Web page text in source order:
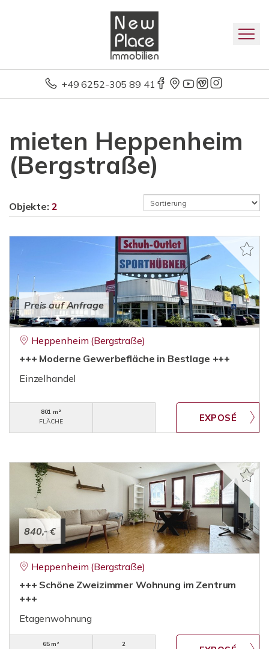
+49 6252-305 89 41
mieten Heppenheim
(Bergstraße)
Objekte: 2
Preis auf Anfrage
Heppenheim (Bergstraße)
+++ Moderne Gewerbefläche in Bestlage +++
Einzelhandel
801 m²
FLÄCHE
840,- €
Heppenheim (Bergstraße)
+++ Schöne Zweizimmer Wohnung im Zentrum
+++
Etagenwohnung
65 m²
2